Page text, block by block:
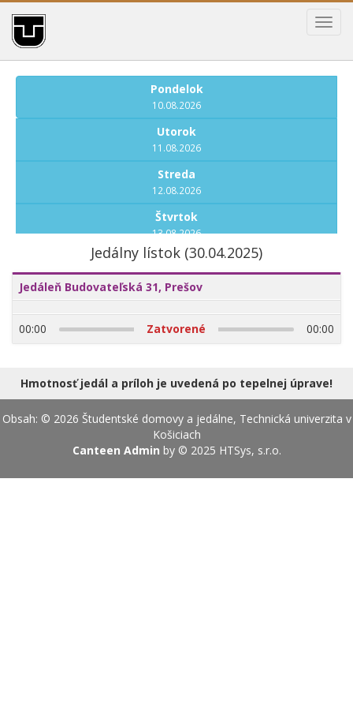
Pondelok
10.08.2026
Utorok
11.08.2026
Streda
12.08.2026
Štvrtok
13.08.2026
Piatok
14.08.2026
Pondelok
17.08.2026
Utorok
Jedálny lístok (30.04.2025)
Jedáleň Budovateľská 31, Prešov
00:00 Zatvorené 00:00
Hmotnosť jedál a príloh je uvedená po tepelnej úprave!
Obsah: © 2026 Študentské domovy a jedálne, Technická univerzita v
Košiciach
Canteen Admin by © 2025 HTSys, s.r.o.